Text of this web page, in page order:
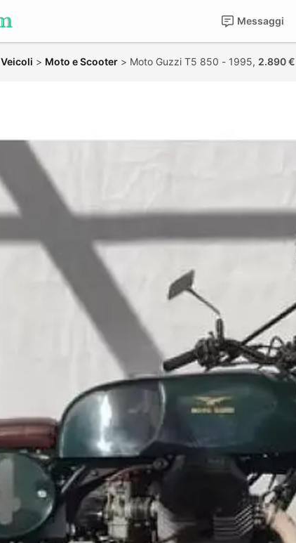
Messaggi
Veicoli > Moto e Scooter > Moto Guzzi T5 850 - 1995, 2.890 €